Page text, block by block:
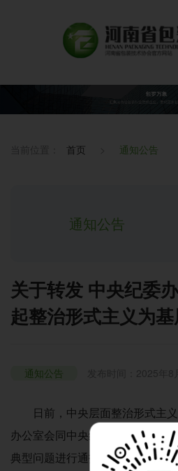
首页 通知公告
通知公告
关于转发 中央纪委
起整治形式主义为
通知公告
日前，中央层面整治形式主
办公室会同中央纪委办公厅对3
典型问题进行通报。具体如下：